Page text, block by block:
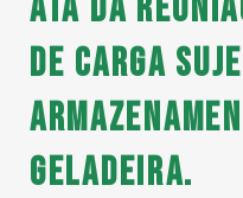
Ata da
de Carga
geladeira.